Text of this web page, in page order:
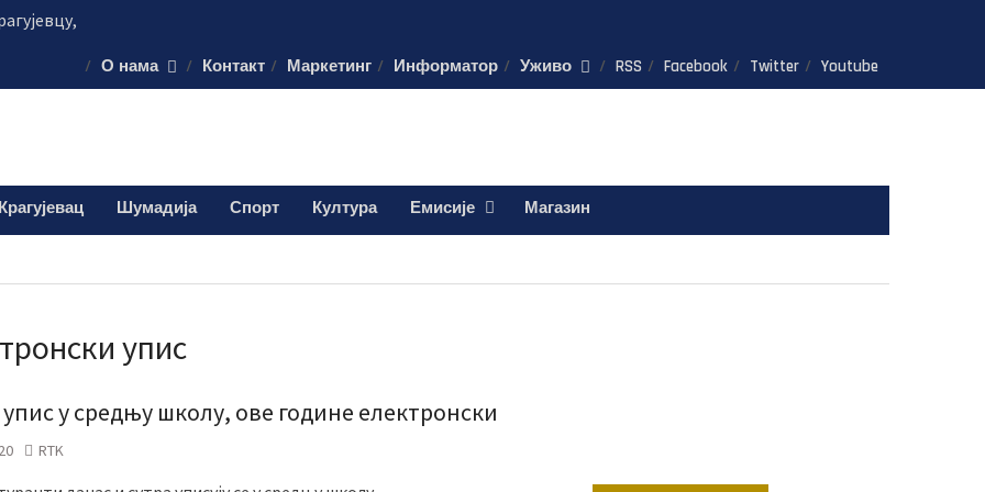
против О нама Контакт Маркетинг Информатор Уживо RSS Facebook Twitter Youtube
Крагујевац Шумадија Спорт Култура Емисије Магазин
упис
у средњу школу, ове године електронски
RTK